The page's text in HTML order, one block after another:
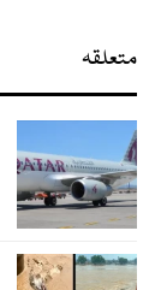
متعلقہ